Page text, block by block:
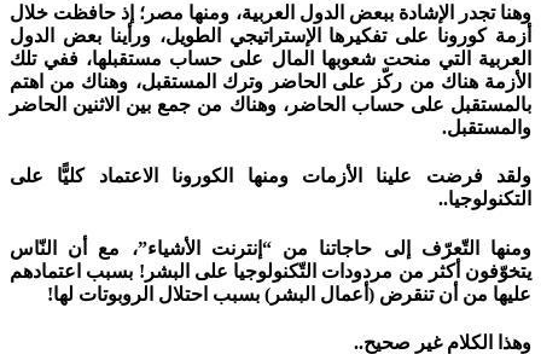
وهنا تجدر الإشادة ببعض الدول العربية، ومنها مصر؛ إذ حافظت خلال
أزمة كورونا على تفكيرها الإستراتيجي الطويل، ورأينا بعض الدول
العربية التي منحت شعوبها المال على حساب مستقبلها، ففي تلك
الأزمة هناك من ركّز على الحاضر وترك المستقبل، وهناك من اهتم
بالمستقبل على حساب الحاضر، وهناك من جمع بين الاثنين الحاضر
والمستقبل.
ولقد فرضت علينا الأزمات ومنها الكورونا الاعتماد كليًّا على
التكنولوجيا..
ومنها التّعرّف إلى حاجاتنا من “إنترنت الأشياء”، مع أن النّاس
يتخوّفون أكثر من مردودات التّكنولوجيا على البشر! بسبب اعتمادهم
عليها من أن تنقرض (أعمال البشر) بسبب احتلال الروبوتات لها!
وهذا الكلام غير صحيح..